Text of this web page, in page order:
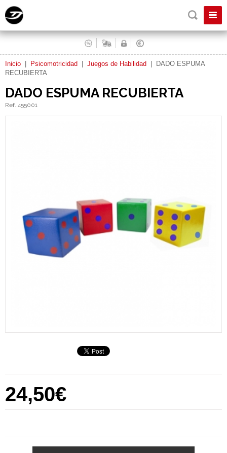
Inicio Psicomotricidad Juegos de Habilidad
DADO ESPUMA
RECUBIERTA
DADO ESPUMA RECUBIERTA
Ref. 455001
24,50€